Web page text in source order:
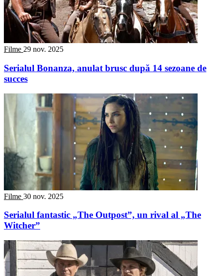
Filme 29 nov. 2025
Serialul Bonanza, anulat brusc după 14 sezoane de
succes
Filme 30 nov. 2025
Serialul fantastic „The Outpost”, un rival al „The
Witcher”